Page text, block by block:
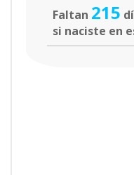
Faltan 215
si naciste en